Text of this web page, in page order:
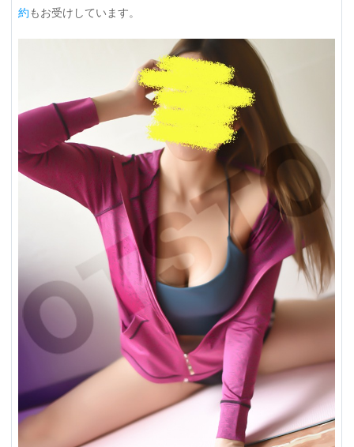
約もお受けしています。